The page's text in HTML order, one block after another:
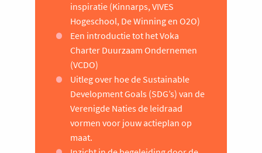
inspiratie (Kinnarps, VIVES
Hogeschool, De Winning en O2O)
Een introductie tot het Voka
Charter Duurzaam Ondernemen
(VCDO)
Uitleg over hoe de Sustainable
Development Goals (SDG’s) van de
Verenigde Naties de leidraad
vormen voor jouw actieplan op
maat.